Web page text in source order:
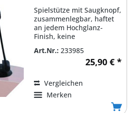
Spielstütze mit Saugknopf,
zusammenlegbar, haftet
an jedem Hochglanz-
Finish, keine
Instruments
Art.Nr.: 233985
25,90 € *
Vergleichen
Merken